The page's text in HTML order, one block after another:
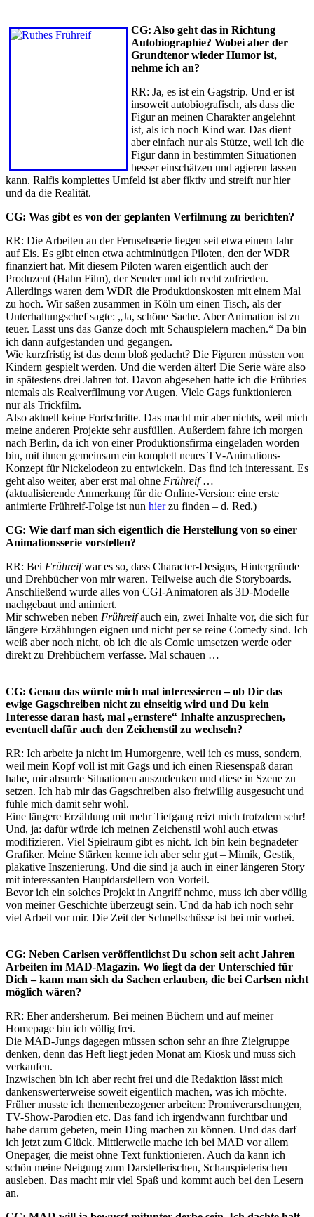
CG: Also geht das in Richtung
Autobiographie? Wobei aber der
Grundtenor wieder Humor ist,
nehme ich an?
RR: Ja, es ist ein Gagstrip. Und er ist
insoweit autobiografisch, als dass die
Figur an meinen Charakter angelehnt
ist, als ich noch Kind war. Das dient
aber einfach nur als Stütze, weil ich die
Figur dann in bestimmten Situationen
besser einschätzen und agieren lassen
kann. Ralfis komplettes Umfeld ist aber fiktiv und streift nur hier
und da die Realität.
CG: Was gibt es von der geplanten Verfilmung zu berichten?
RR: Die Arbeiten an der Fernsehserie liegen seit etwa einem Jahr
auf Eis. Es gibt einen etwa achtminütigen Piloten, den der WDR
finanziert hat. Mit diesem Piloten waren eigentlich auch der
Produzent (Hahn Film), der Sender und ich recht zufrieden.
Allerdings waren dem WDR die Produktionskosten mit einem Mal
zu hoch. Wir saßen zusammen in Köln um einen Tisch, als der
Unterhaltungschef sagte: „Ja, schöne Sache. Aber Animation ist zu
teuer. Lasst uns das Ganze doch mit Schauspielern machen.“ Da bin
ich dann aufgestanden und gegangen.
Wie kurzfristig ist das denn bloß gedacht? Die Figuren müssten von
Kindern gespielt werden. Und die werden älter! Die Serie wäre also
in spätestens drei Jahren tot. Davon abgesehen hatte ich die Frühries
niemals als Realverfilmung vor Augen. Viele Gags funktionieren
nur als Trickfilm.
Also aktuell keine Fortschritte. Das macht mir aber nichts, weil mich
meine anderen Projekte sehr ausfüllen. Außerdem fahre ich morgen
nach Berlin, da ich von einer Produktionsfirma eingeladen worden
bin, mit ihnen gemeinsam ein komplett neues TV-Animations-
Konzept für Nickelodeon zu entwickeln. Das find ich interessant. Es
geht also weiter, aber erst mal ohne Frühreif…
(aktualisierende Anmerkung für die Online-Version: eine erste
animierte Frühreif-Folge ist nun hierzu finden – d. Red.)
CG: Wie darf man sich eigentlich die Herstellung von so einer
Animationsserie vorstellen?
RR: Bei Frühreifwar es so, dass Character-Designs, Hintergründe
und Drehbücher von mir waren. Teilweise auch die Storyboards.
Anschließend wurde alles von CGI-Animatoren als 3D-Modelle
nachgebaut und animiert.
Mir schweben neben Frühreifauch ein, zwei Inhalte vor, die sich für
längere Erzählungen eignen und nicht per se reine Comedy sind. Ich
weiß aber noch nicht, ob ich die als Comic umsetzen werde oder
direkt zu Drehbüchern verfasse. Mal schauen …
CG: Genau das würde mich mal interessieren – ob Dir das
ewige Gagschreiben nicht zu einseitig wird und Du kein
Interesse daran hast, mal „ernstere“ Inhalte anzusprechen,
eventuell dafür auch den Zeichenstil zu wechseln?
RR: Ich arbeite ja nicht im Humorgenre, weil ich es muss, sondern,
weil mein Kopf voll ist mit Gags und ich einen Riesenspaß daran
habe, mir absurde Situationen auszudenken und diese in Szene zu
setzen. Ich hab mir das Gagschreiben also freiwillig ausgesucht und
fühle mich damit sehr wohl.
Eine längere Erzählung mit mehr Tiefgang reizt mich trotzdem sehr!
Und, ja: dafür würde ich meinen Zeichenstil wohl auch etwas
modifizieren. Viel Spielraum gibt es nicht. Ich bin kein begnadeter
Grafiker. Meine Stärken kenne ich aber sehr gut – Mimik, Gestik,
plakative Inszenierung. Und die sind ja auch in einer längeren Story
mit interessanten Hauptdarstellern von Vorteil.
Bevor ich ein solches Projekt in Angriff nehme, muss ich aber völlig
von meiner Geschichte überzeugt sein. Und da hab ich noch sehr
viel Arbeit vor mir. Die Zeit der Schnellschüsse ist bei mir vorbei.
CG: Neben Carlsen veröffentlichst Du schon seit acht Jahren
Arbeiten im MAD-Magazin. Wo liegt da der Unterschied für
Dich – kann man sich da Sachen erlauben, die bei Carlsen nicht
möglich wären?
RR: Eher andersherum. Bei meinen Büchern und auf meiner
Homepage bin ich völlig frei.
Die MAD-Jungs dagegen müssen schon sehr an ihre Zielgruppe
denken, denn das Heft liegt jeden Monat am Kiosk und muss sich
verkaufen.
Inzwischen bin ich aber recht frei und die Redaktion lässt mich
dankenswerterweise soweit eigentlich machen, was ich möchte.
Früher musste ich themenbezogener arbeiten: Promiverarschungen,
TV-Show-Parodien etc. Das fand ich irgendwann furchtbar und
habe darum gebeten, mein Ding machen zu können. Und das darf
ich jetzt zum Glück. Mittlerweile mache ich bei MAD vor allem
Onepager, die meist ohne Text funktionieren. Auch da kann ich
schön meine Neigung zum Darstellerischen, Schauspielerischen
ausleben. Das macht mir viel Spaß und kommt auch bei den Lesern
an.